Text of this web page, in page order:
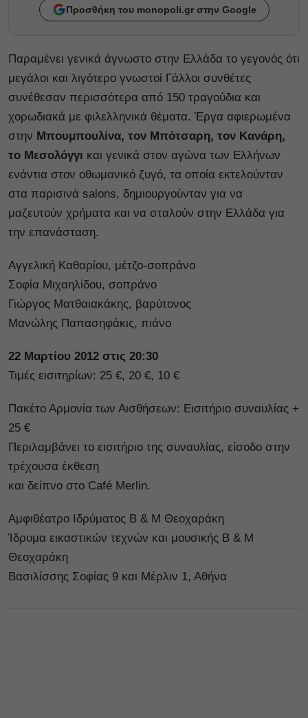
Προσθήκη του monopoli.gr στην Google
Παραμένει γενικά άγνωστο στην Ελλάδα το γεγονός ότι
μεγάλοι και λιγότερο γνωστοί Γάλλοι συνθέτες
συνέθεσαν περισσότερα από 150 τραγούδια και
χορωδιακά με φιλελληνικά θέματα. Έργα αφιερωμένα
στην Μπουμπουλίνα, τον Μπότσαρη, τον Κανάρη,
το Μεσολόγγι και γενικά στον αγώνα των Ελλήνων
ενάντια στον οθωμανικό ζυγό, τα οποία εκτελούνταν
στα παρισινά salons, δημιουργούνταν για να
μαζευτούν χρήματα και να σταλούν στην Ελλάδα για
την επανάσταση.
Αγγελική Καθαρίου, μέτζο-σοπράνο
Σοφία Μιχαηλίδου, σοπράνο
Γιώργος Ματθαιακάκης, βαρύτονος
Μανώλης Παπασηφάκις, πιάνο
22 Μαρτίου 2012 στις 20:30
Τιμές εισιτηρίων: 25 €, 20 €, 10 €
Πακέτο Αρμονία των Αισθήσεων: Εισιτήριο συναυλίας +
25 €
Περιλαμβάνει το εισιτήριο της συναυλίας, είσοδο στην
τρέχουσα έκθεση
και δείπνο στο Café Merlin.
Αμφιθέατρο Ιδρύματος Β & Μ Θεοχαράκη
Ίδρυμα εικαστικών τεχνών και μουσικής Β & Μ
Θεοχαράκη
Βασιλίσσης Σοφίας 9 και Μέρλιν 1, Αθήνα